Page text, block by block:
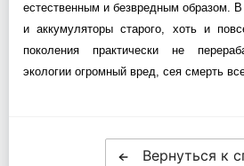
естественным и безвредным образом. В
и аккумуляторы старого, хоть и
поколения практически не
экологии огромный вред, сея смерть
Вернуться к